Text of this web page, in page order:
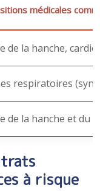
médicales
de la hanche,
respiratoires
de la hanche et du
à risque